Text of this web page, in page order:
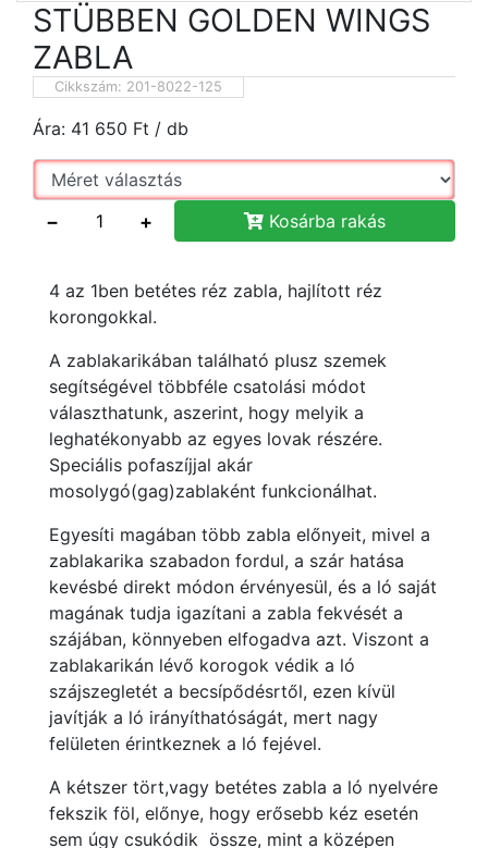
STÜBBEN GOLDEN WINGS
ZABLA
Cikkszám: 201-8022-125
Ára: 41 650 Ft / db
− + Kosárba rakás
4 az 1ben betétes réz zabla, hajlított réz
korongokkal.
A zablakarikában található plusz szemek
segítségével többféle csatolási módot
választhatunk, aszerint, hogy melyik a
leghatékonyabb az egyes lovak részére.
Speciális pofaszíjjal akár
mosolygó(gag)zablaként funkcionálhat.
Egyesíti magában több zabla előnyeit, mivel a
zablakarika szabadon fordul, a szár hatása
kevésbé direkt módon érvényesül, és a ló saját
magának tudja igazítani a zabla fekvését a
szájában, könnyeben elfogadva azt. Viszont a
zablakarikán lévő korogok védik a ló
szájszegletét a becsípődésrtől, ezen kívül
javítják a ló irányíthatóságát, mert nagy
felületen érintkeznek a ló fejével.
A kétszer tört,vagy betétes zabla a ló nyelvére
fekszik föl, előnye, hogy erősebb kéz esetén
sem úgy csukódik össze, mint a középen